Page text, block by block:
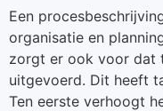
Een
organisatie en
zorgt er ook voor dat
uitgevoerd. Dit heeft
Ten eerste verhoogt